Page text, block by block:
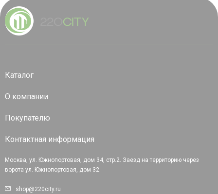
Каталог
О компании
Покупателю
Контактная информация
Москва, ул. Южнопортовая, дом 34, стр.2. Заезд на территорию через
ворота ул. Южнопортовая, дом 32.
shop@220city.ru